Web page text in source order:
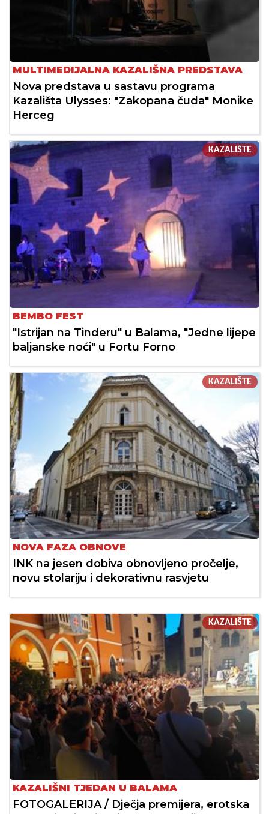
MULTIMEDIJALNA KAZALIŠNA PREDSTAVA
Nova predstava u sastavu programa
Kazališta Ulysses: "Zakopana čuda" Monike
Herceg
KAZALIŠTE
BEMBO FEST
"Istrijan na Tinderu" u Balama, "Jedne lijepe
baljanske noći" u Fortu Forno
KAZALIŠTE
NOVA FAZA OBNOVE
INK na jesen dobiva obnovljeno pročelje,
novu stolariju i dekorativnu rasvjetu
KAZALIŠTE
KAZALIŠNI TJEDAN U BALAMA
FOTOGALERIJA / Dječja premijera, erotska